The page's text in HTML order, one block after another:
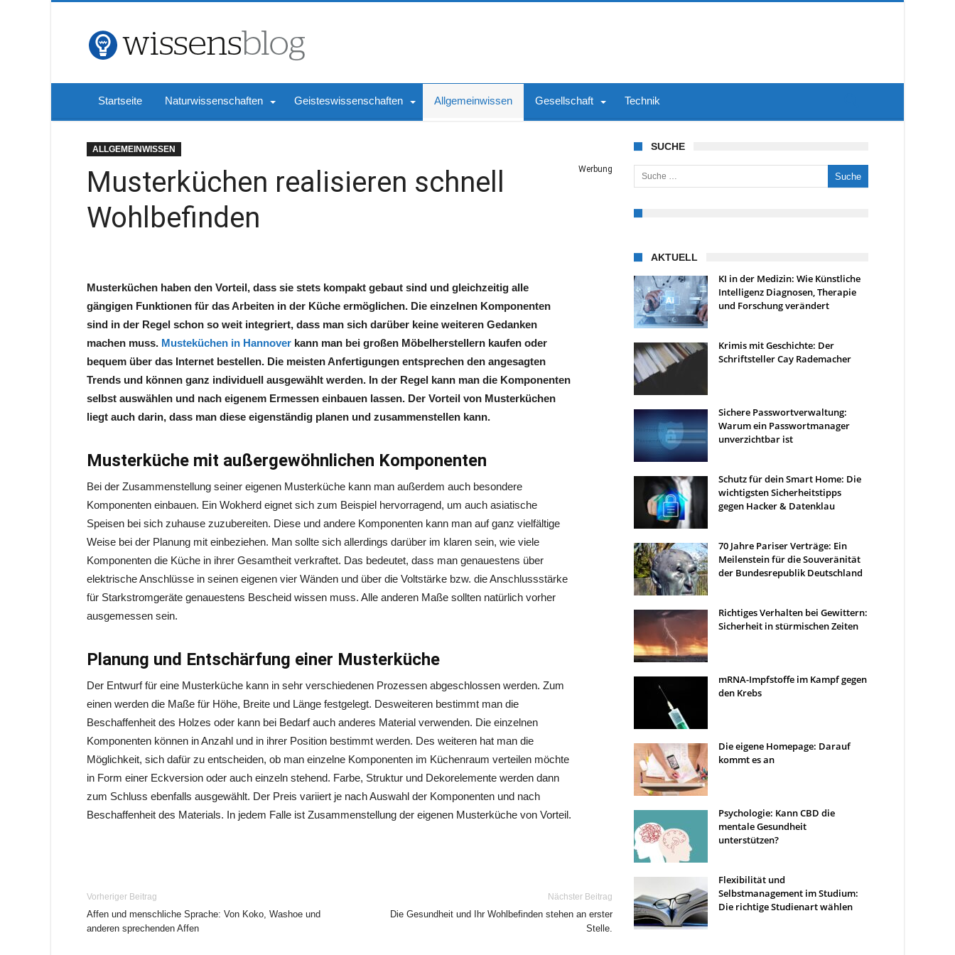
Startseite Naturwissenschaften Geisteswissenschaften Allgemeinwissen Gesellschaft Technik
ALLGEMEINWISSEN
Musterküchen realisieren schnell
Wohlbefinden
Werbung
Musterküchen haben den Vorteil, dass sie stets kompakt gebaut sind und gleichzeitig alle
gängigen Funktionen für das Arbeiten in der Küche ermöglichen. Die einzelnen Komponenten
sind in der Regel schon so weit integriert, dass man sich darüber keine weiteren Gedanken
machen muss. Musteküchen in Hannover kann man bei großen Möbelherstellern kaufen oder
bequem über das Internet bestellen. Die meisten Anfertigungen entsprechen den angesagten
Trends und können ganz individuell ausgewählt werden. In der Regel kann man die Komponenten
selbst auswählen und nach eigenem Ermessen einbauen lassen. Der Vorteil von Musterküchen
liegt auch darin, dass man diese eigenständig planen und zusammenstellen kann.
Musterküche mit außergewöhnlichen Komponenten
Bei der Zusammenstellung seiner eigenen Musterküche kann man außerdem auch besondere
Komponenten einbauen. Ein Wokherd eignet sich zum Beispiel hervorragend, um auch asiatische
Speisen bei sich zuhause zuzubereiten. Diese und andere Komponenten kann man auf ganz vielfältige
Weise bei der Planung mit einbeziehen. Man sollte sich allerdings darüber im klaren sein, wie viele
Komponenten die Küche in ihrer Gesamtheit verkraftet. Das bedeutet, dass man genauestens über
elektrische Anschlüsse in seinen eigenen vier Wänden und über die Voltstärke bzw. die Anschlussstärke
für Starkstromgeräte genauestens Bescheid wissen muss. Alle anderen Maße sollten natürlich vorher
ausgemessen sein.
Planung und Entschärfung einer Musterküche
Der Entwurf für eine Musterküche kann in sehr verschiedenen Prozessen abgeschlossen werden. Zum
einen werden die Maße für Höhe, Breite und Länge festgelegt. Desweiteren bestimmt man die
Beschaffenheit des Holzes oder kann bei Bedarf auch anderes Material verwenden. Die einzelnen
Komponenten können in Anzahl und in ihrer Position bestimmt werden. Des weiteren hat man die
Möglichkeit, sich dafür zu entscheiden, ob man einzelne Komponenten im Küchenraum verteilen möchte
in Form einer Eckversion oder auch einzeln stehend. Farbe, Struktur und Dekorelemente werden dann
zum Schluss ebenfalls ausgewählt. Der Preis variiert je nach Auswahl der Komponenten und nach
Beschaffenheit des Materials. In jedem Falle ist Zusammenstellung der eigenen Musterküche von Vorteil.
Vorheriger Beitrag
Affen und menschliche Sprache: Von Koko, Washoe und
anderen sprechenden Affen
Nächster Beitrag
Die Gesundheit und Ihr Wohlbefinden stehen an erster
Stelle.
SUCHE
Suche nach:
AKTUELL
KI in der Medizin: Wie Künstliche
Intelligenz Diagnosen, Therapie
und Forschung verändert
Krimis mit Geschichte: Der
Schriftsteller Cay Rademacher
Sichere Passwortverwaltung:
Warum ein Passwortmanager
unverzichtbar ist
Schutz für dein Smart Home: Die
wichtigsten Sicherheitstipps
gegen Hacker & Datenklau
70 Jahre Pariser Verträge: Ein
Meilenstein für die Souveränität
der Bundesrepublik Deutschland
Richtiges Verhalten bei Gewittern:
Sicherheit in stürmischen Zeiten
mRNA-Impfstoffe im Kampf gegen
den Krebs
Die eigene Homepage: Darauf
kommt es an
Psychologie: Kann CBD die
mentale Gesundheit
unterstützen?
Flexibilität und
Selbstmanagement im Studium:
Die richtige Studienart wählen